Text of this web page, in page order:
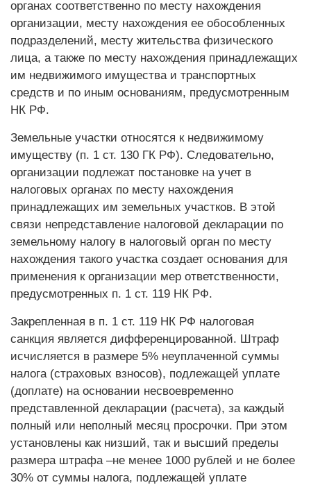
органах соответственно по месту нахождения
организации, месту нахождения ее обособленных
подразделений, месту жительства физического
лица, а также по месту нахождения принадлежащих
им недвижимого имущества и транспортных
средств и по иным основаниям, предусмотренным
НК РФ.
Земельные участки относятся к недвижимому
имуществу (п. 1 ст. 130 ГК РФ). Следовательно,
организации подлежат постановке на учет в
налоговых органах по месту нахождения
принадлежащих им земельных участков. В этой
связи непредставление налоговой декларации по
земельному налогу в налоговый орган по месту
нахождения такого участка создает основания для
применения к организации мер ответственности,
предусмотренных п. 1 ст. 119 НК РФ.
Закрепленная в п. 1 ст. 119 НК РФ налоговая
санкция является дифференцированной. Штраф
исчисляется в размере 5% неуплаченной суммы
налога (страховых взносов), подлежащей уплате
(доплате) на основании несвоевременно
представленной декларации (расчета), за каждый
полный или неполный месяц просрочки. При этом
установлены как низший, так и высший пределы
размера штрафа –не менее 1000 рублей и не более
30% от суммы налога, подлежащей уплате